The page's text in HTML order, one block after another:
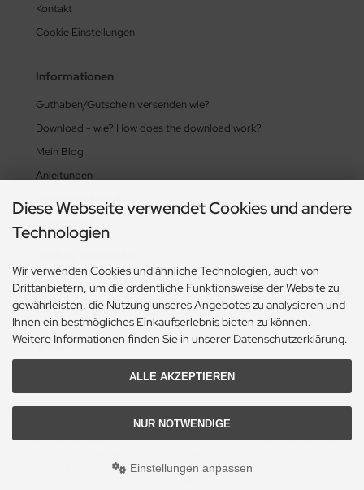
Kontakt
Cookie Einstellungen
Informationen
Guthaben/Gutschein versenden wie?
Download - wie? How does the download work?
Mein Blog
Anleitungen
Wissensdatenbank
Zahlungsmethoden
Alle Preise inkl. gesetzl. MwSt. zzgl.Versandkosten. Die durchgestrichenen Preise
Fofinhas Perlenstuebchen © 2026 | Template © 2009-2026 by modified eCommerce
Diese Webseite verwendet Cookies und andere
Technologien
Wir verwenden Cookies und ähnliche Technologien, auch von
Drittanbietern, um die ordentliche Funktionsweise der Website zu
gewährleisten, die Nutzung unseres Angebotes zu analysieren und
Ihnen ein bestmögliches Einkaufserlebnis bieten zu können.
Weitere Informationen finden Sie in unserer Datenschutzerklärung.
ALLE AKZEPTIEREN
NUR NOTWENDIGE
Einstellungen anpassen